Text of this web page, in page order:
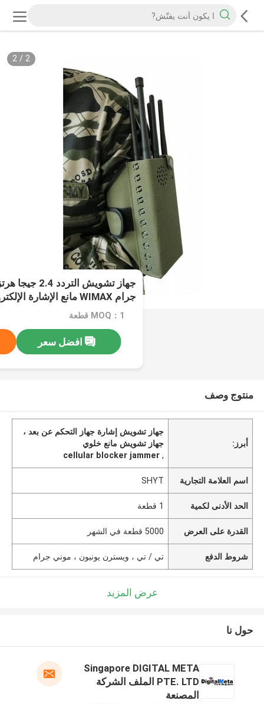
2
/
2
جرام WIMAX مانع الإشارة الإلكترونية
MOQ：1 قطعة
افضل سعر
منتوج وصف
أبرز:
جهاز تشويش إشارة جهاز التحكم عن بعد ،
جهاز تشويش مانع خلوي
,
cellular blocker jammer
اسم العلامة التجارية SHYT
الحد الأدنى لكمية 1 قطعة
القدرة على العرض 5000 قطعة في الشهر
شروط الدفع تي / تي ، ويسترن يونيون ، موني جرام
عرض المزيد
حول نا
Singapore DIGITAL META
PTE. LTD الملف الشركة
المصنعة